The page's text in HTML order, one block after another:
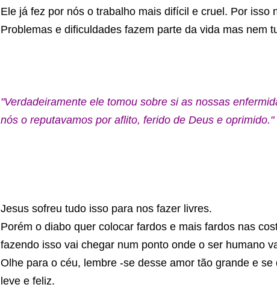
Ele já fez por nós o trabalho mais difícil e cruel. Por isso
Problemas e dificuldades fazem parte da vida mas nem
"Verdadeiramente ele tomou sobre si as nossas
nós o reputavamos por aflito, ferido de Deus e oprimido."
Jesus sofreu tudo isso para nos fazer livres.
Porém o diabo quer colocar fardos e mais fardos nas
fazendo isso vai chegar num ponto onde o ser humano
Olhe para o céu, lembre -se desse amor tão grande e
leve e feliz.